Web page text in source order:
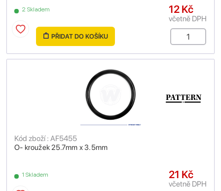
2 Skladem 12 Kč
včetně DPH
PŘIDAT DO KOŠÍKU
O- kroužek 25.7mm x 3.5mm
Kód zboží : AF5455
1 Skladem 21 Kč
včetně DPH